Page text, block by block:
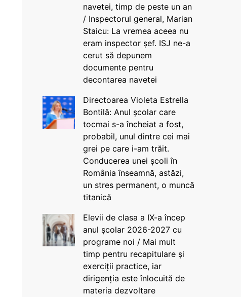
navetei, timp de peste un an
/ Inspectorul general, Marian
Staicu: La vremea aceea nu
eram inspector șef. ISJ ne-a
cerut să depunem
documente pentru
decontarea navetei
Directoarea Violeta Estrella
Bontilă: Anul școlar care
tocmai s-a încheiat a fost,
probabil, unul dintre cei mai
grei pe care i-am trăit.
Conducerea unei școli în
România înseamnă, astăzi,
un stres permanent, o muncă
titanică
Elevii de clasa a IX-a încep
anul școlar 2026-2027 cu
programe noi / Mai mult
timp pentru recapitulare și
exerciții practice, iar
dirigenția este înlocuită de
materia dezvoltare